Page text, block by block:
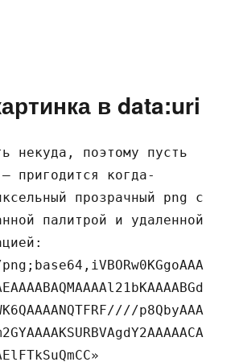
в data:uri
некуда, поэтому пусть
пригодится когда-
прозрачный png с
палитрой и удаленной
p8QbyAAA